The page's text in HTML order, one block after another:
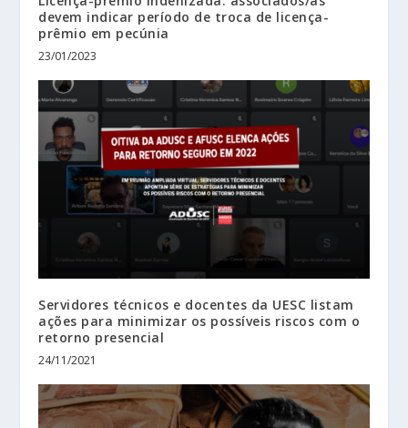
devem indicar período de troca de licença-
prêmio em pecúnia
23/01/2023
Servidores técnicos e docentes da UESC listam
ações para minimizar os possíveis riscos com o
retorno presencial
24/11/2021